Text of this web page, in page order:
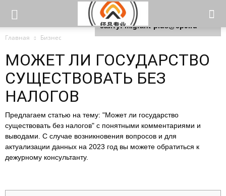
Главная Бизнес
МОЖЕТ ЛИ ГОСУДАРСТВО
СУЩЕСТВОВАТЬ БЕЗ
НАЛОГОВ
Предлагаем статью на тему: "Может ли государство
существовать без налогов" с понятными комментариями и
выводами. С случае возникновения вопросов и для
актуализации данных на 2023 год вы можете обратиться к
дежурному консультанту.
Для любых предложений по
сайту: migrant-plus@cp9.ru